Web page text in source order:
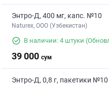
Энтро-Д, 400 мг, капс. №10
Naturex, OOO (Узбекистан)
В наличии: 4 штуки
39 000 сум
Энтро-Д, 0,8 г, пакетики №10